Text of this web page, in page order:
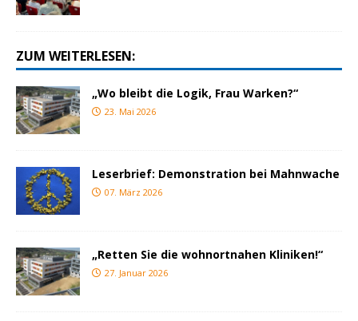
ZUM WEITERLESEN:
„Wo bleibt die Logik, Frau Warken?“
23. Mai 2026
Leserbrief: Demonstration bei Mahnwache
07. März 2026
„Retten Sie die wohnortnahen Kliniken!“
27. Januar 2026